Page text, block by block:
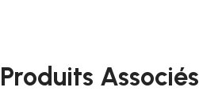
Produits Associés